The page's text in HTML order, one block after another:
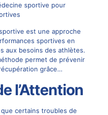
sportive pour
est une approche
sportives en
aux besoins des athlètes.
permet de prévenir
grâce…
l’Attention
certains troubles de